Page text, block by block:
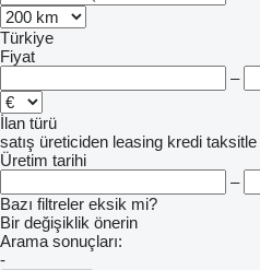
Türkiye
Fiyat
–
İlan türü
satış üreticiden leasing kredi taksitle
Üretim tarihi
–
Bazı filtreler eksik mi?
Bir değişiklik önerin
Arama sonuçları:
-